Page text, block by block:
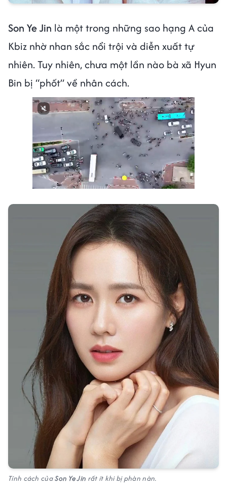
Son Ye Jin là một trong những sao hạng A của
Kbiz nhờ nhan sắc nổi trội và diễn xuất tự
nhiên. Tuy nhiên, chưa một lần nào bà xã Hyun
Bin bị “phốt” về nhân cách.
Tính cách củaSon Ye Jin rất ít khi bị phàn nàn.